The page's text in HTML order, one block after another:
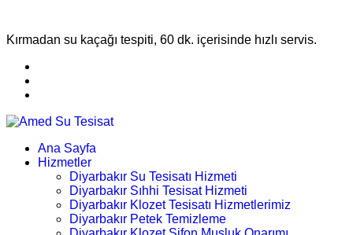
Kırmadan su kaçağı tespiti, 60 dk. içerisinde hızlı servis.
Ana Sayfa
Hizmetler
Diyarbakır Su Tesisatı Hizmeti
Diyarbakır Sıhhi Tesisat Hizmeti
Diyarbakır Klozet Tesisatı Hizmetlerimiz
Diyarbakır Petek Temizleme